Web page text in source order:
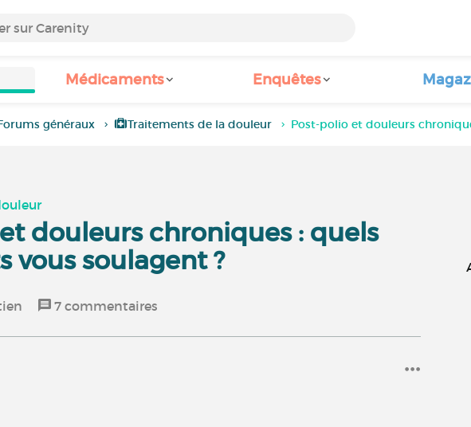
Médicaments Enquêtes
généraux Traitements de la douleur Post-polio et douleurs
douleurs chroniques : quels
vous soulagent ?
7 commentaires